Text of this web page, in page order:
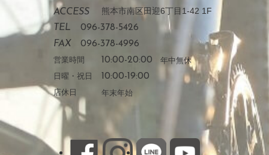
ACCESS 熊本市南区田迎6丁目1-42 1F
TEL
096-378-5426
FAX
096-378-4996
営業時間 10:00-20:00 年中無休
日曜・祝日
10:00-19:00
店休日 年末年始